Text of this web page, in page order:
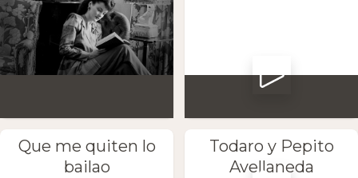
Que me quiten lo
bailao
Todaro y Pepito
Avellaneda